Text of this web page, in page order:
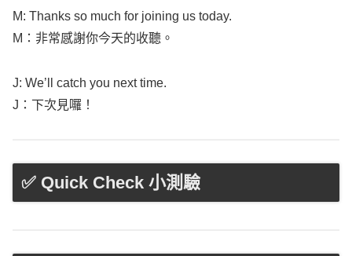
M: Thanks so much for joining us today.
M：非常感謝你今天的收聽。
J: We’ll catch you next time.
J：下次見囉！
✅ Quick Check 小測驗